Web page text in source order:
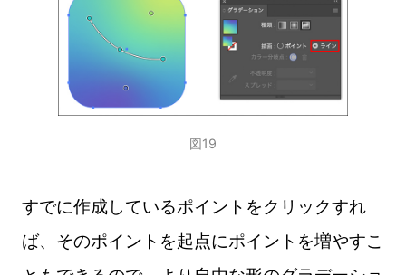
図19
すでに作成しているポイントをクリックすれ
ば、そのポイントを起点にポイントを増やすこ